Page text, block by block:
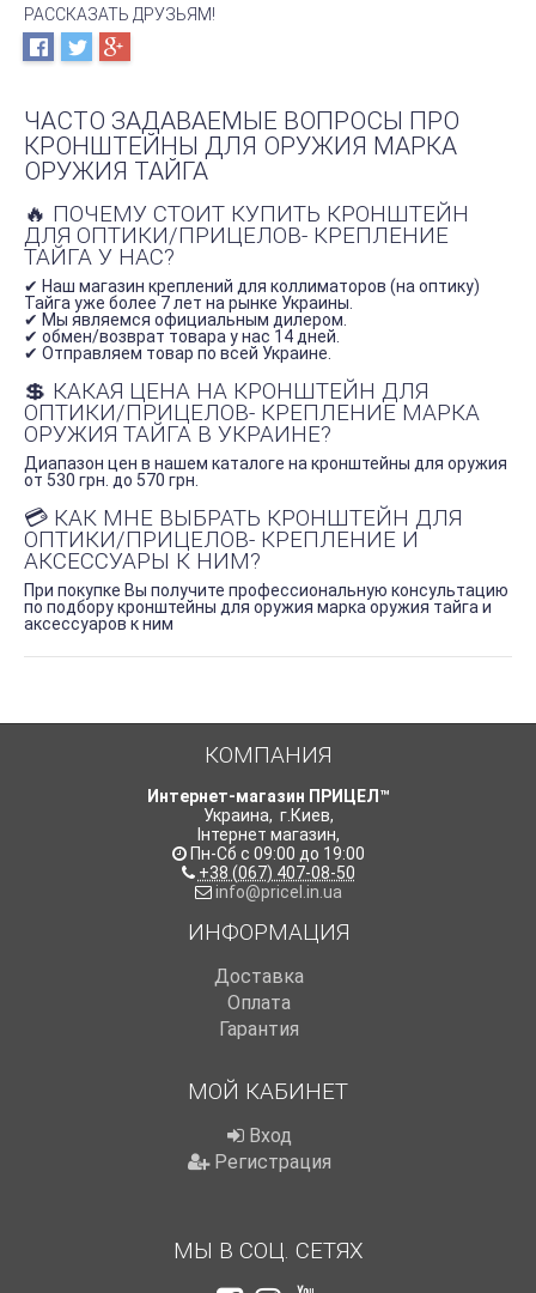
РАССКАЗАТЬ ДРУЗЬЯМ!
ЧАСТО ЗАДАВАЕМЫЕ ВОПРОСЫ ПРО
КРОНШТЕЙНЫ ДЛЯ ОРУЖИЯ МАРКА
ОРУЖИЯ ТАЙГА
🔥 ПОЧЕМУ СТОИТ КУПИТЬ КРОНШТЕЙН
ДЛЯ ОПТИКИ/ПРИЦЕЛОВ- КРЕПЛЕНИЕ
ТАЙГА У НАС?
✔ Наш магазин креплений для коллиматоров (на оптику)
Тайга уже более 7 лет на рынке Украины.
✔ Мы являемся официальным дилером.
✔ обмен/возврат товара у нас 14 дней.
✔ Отправляем товар по всей Украине.
💲 КАКАЯ ЦЕНА НА КРОНШТЕЙН ДЛЯ
ОПТИКИ/ПРИЦЕЛОВ- КРЕПЛЕНИЕ МАРКА
ОРУЖИЯ ТАЙГА В УКРАИНЕ?
Диапазон цен в нашем каталоге на кронштейны для оружия
от 530 грн. до 570 грн.
💳 КАК МНЕ ВЫБРАТЬ КРОНШТЕЙН ДЛЯ
ОПТИКИ/ПРИЦЕЛОВ- КРЕПЛЕНИЕ И
АКСЕССУАРЫ К НИМ?
При покупке Вы получите профессиональную консультацию
по подбору кронштейны для оружия марка оружия тайга и
аксессуаров к ним
КОМПАНИЯ
Интернет-магазин ПРИЦЕЛ™
Украина, г.Киев,
Інтернет магазин,
Пн-Сб с 09:00 до 19:00
+38 (067) 407-08-50
info@pricel.in.ua
ИНФОРМАЦИЯ
Доставка
Оплата
Гарантия
МОЙ КАБИНЕТ
Вход
Регистрация
МЫ В СОЦ. СЕТЯХ